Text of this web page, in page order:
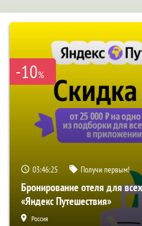
-10%
03:46:24 Получи первым!
Бронирование отеля для
«Яндекс Путешествия»
Россия